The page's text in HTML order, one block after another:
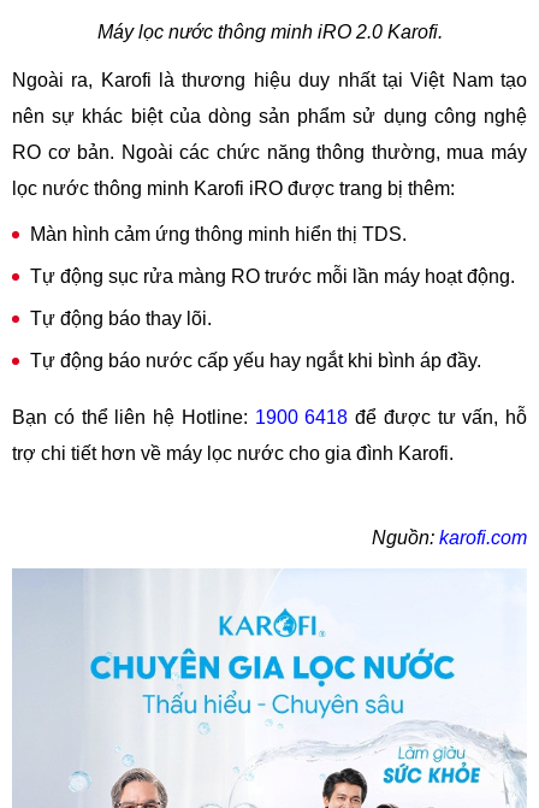
Máy lọc nước thông minh iRO 2.0 Karofi.
Ngoài ra, Karofi là thương hiệu duy nhất tại Việt Nam tạo
nên sự khác biệt của dòng sản phẩm sử dụng công nghệ
RO cơ bản. Ngoài các chức năng thông thường, mua máy
lọc nước thông minh Karofi iRO được trang bị thêm:
Màn hình cảm ứng thông minh hiển thị TDS.
Tự động sục rửa màng RO trước mỗi lần máy hoạt động.
Tự động báo thay lõi.
Tự động báo nước cấp yếu hay ngắt khi bình áp đầy.
Bạn có thể liên hệ Hotline: 1900 6418 để được tư vấn, hỗ
trợ chi tiết hơn về máy lọc nước cho gia đình Karofi.
Nguồn: karofi.com